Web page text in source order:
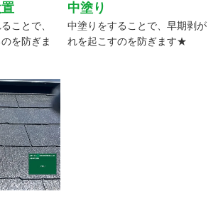
ことで、
を防ぎま
中塗り
中塗りをすることで、早期剥が
れを起こすのを防ぎます★